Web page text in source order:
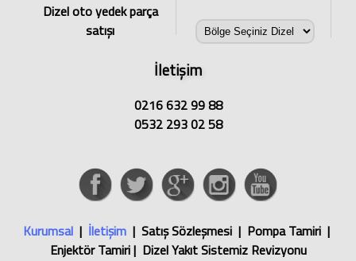
Dizel oto yedek parça
satışı
İletişim
0216 632 99 88
0532 293 02 58
Kurumsal | İletişim | Satış Sözleşmesi | Pompa Tamiri |
Enjektör Tamiri | Dizel Yakıt Sistemiz Revizyonu